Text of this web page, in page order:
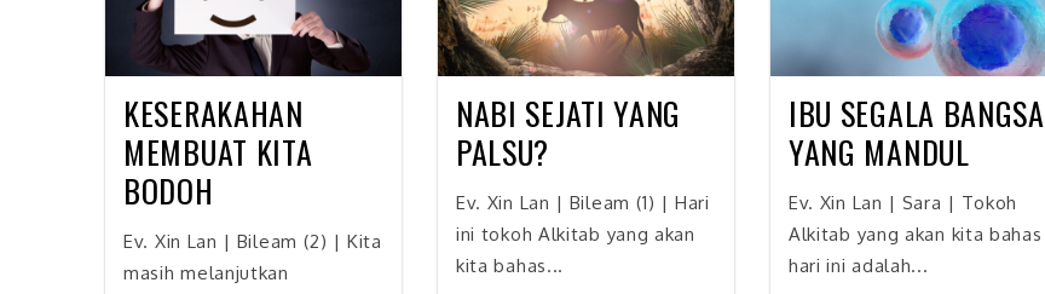
KESERAKAHAN
MEMBUAT KITA
BODOH
Ev. Xin Lan | Bileam (2) | Kita
masih melanjutkan
NABI SEJATI YANG
PALSU?
Ev. Xin Lan | Bileam (1) | Hari
ini tokoh Alkitab yang akan
kita bahas...
IBU SEGALA BANGSA
YANG MANDUL
Ev. Xin Lan | Sara | Tokoh
Alkitab yang akan kita bahas
hari ini adalah...